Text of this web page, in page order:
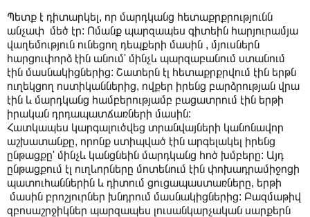
Պետք է դիտարկել, որ մարդկանց հետաքրքրությունն
անչափ մեծ էր: Ոմանք պարզապես գիտեին հարյուրամյա
վաղեմություն ունեցող դեպքերի մասին , մյուսներն
հարցուփորձ էին անում' մինչև պարզաբանում ստանում
էին մասնակիցներից: Շատերն էլ հետաքրքրվում էին երթն
ուղեկցող ոստիկաններից, ովքեր իրենց բարձրության վրա
էին և մարդկանց համբերությամբ բացատրում էին երթի
իրական դրդապատճառների մասին:
Հատկապես կարգալուծվեց տրանվայների կանոնավոր
աշխատանքը, որոնք ստիպված էին արգելակել իրենց
ընթացքը' մինչև կանցնեին մարդկանց հոծ խմբերը: Այդ
ընթացքում էլ ուղևորները մոտենում էին փոխադրամիջոցի
պատուհաններին և դիտում ցուցապաստառները, երթի
մասին բրոշյուրներ խնդրում մասնակիցներից: Բազմաթիվ
զբոսաշրջիկներ պարզապես լուսանկարչական սարքերն